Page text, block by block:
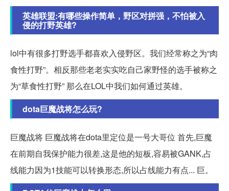
英雄联盟:有哪些操作简单，野区对拼强，不怕被入
侵的打野英雄?
lol中有很多打野选手都喜欢入侵野区。我们经常称之为“肉
食性打野”。相反那些老老实实吃自己家野怪的选手被称之
为“草食性打野” 那么在LOL中我们如何通过英雄。
dota巨魔战将怎么玩?
巨魔战将 巨魔战将在dota里定位是一号大哥位 首先,巨魔
在前期自我保护能力很差,这是他的短板,容易被GANK,占
线能力因为1技能可以转换形态,所以占线能力有点... 巨。